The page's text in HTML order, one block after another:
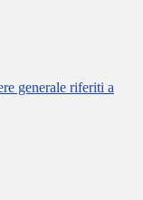
generale riferiti a